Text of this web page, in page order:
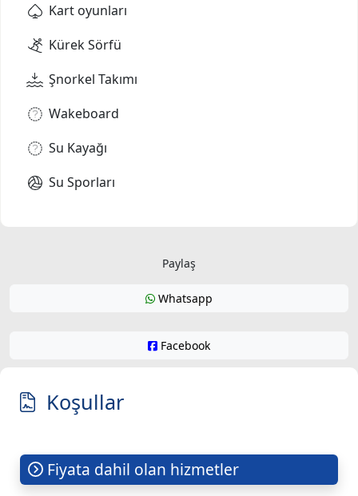
Kart oyunları
Kürek Sörfü
Şnorkel Takımı
Wakeboard
Su Kayağı
Su Sporları
Paylaş
Whatsapp
Facebook
Koşullar
Fiyata dahil olan hizmetler